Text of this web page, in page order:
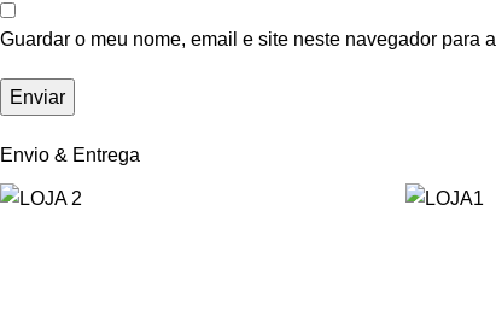
Guardar o meu nome, email e site neste navegador para
Envio & Entrega